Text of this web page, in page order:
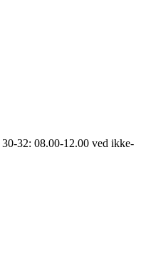
32: 08.00-12.00 ved ikke-